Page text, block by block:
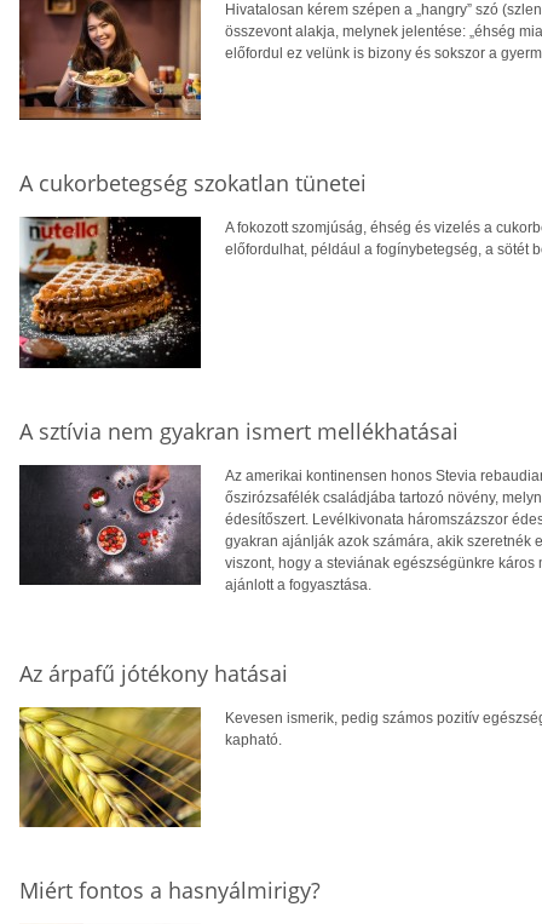
Hivatalosan kérem szépen a „hangry” szó
összevont alakja, melynek jelentése: „éhség
előfordul ez velünk is bizony és sokszor a
A cukorbetegség szokatlan tünetei
A fokozott szomjúság, éhség és vizelés a
előfordulhat, például a fogínybetegség, a sötét
A sztívia nem gyakran ismert mellékhatásai
Az amerikai kontinensen honos Stevia
őszirózsafélék családjába tartozó növény,
édesítőszert. Levélkivonata háromszázszor
gyakran ajánlják azok számára, akik szeretnék
viszont, hogy a steviának egészségünkre
ajánlott a fogyasztása.
Az árpafű jótékony hatásai
Kevesen ismerik, pedig számos pozitív
kapható.
Miért fontos a hasnyálmirigy?